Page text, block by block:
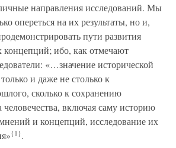
направления исследований. Мы
опереться на их результаты, но и,
пути развития
концепций; ибо, как отмечают
«…значение исторической
и даже не столько к
сколько к сохранению
человечества, включая саму историю
и концепций, исследование их
{1}.